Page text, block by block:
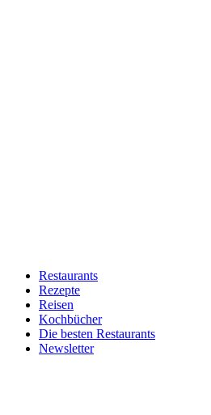
Restaurants
Rezepte
Reisen
Kochbücher
Die besten Restaurants
Newsletter